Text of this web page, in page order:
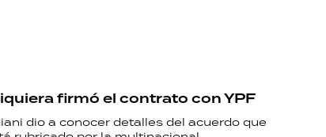
firmó el contrato con YPF
dio a conocer detalles del acuerdo que